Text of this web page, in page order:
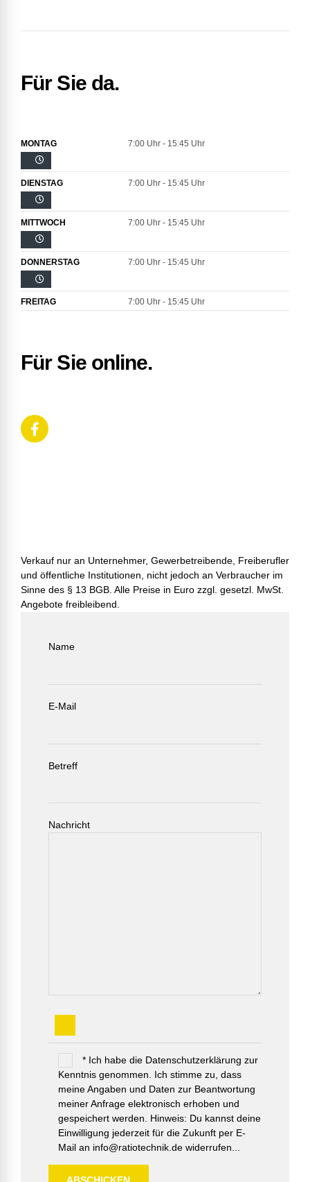
Für Sie da.
MONTAG 7:00 Uhr - 15:45 Uhr
DIENSTAG 7:00 Uhr - 15:45 Uhr
MITTWOCH 7:00 Uhr - 15:45 Uhr
DONNERSTAG 7:00 Uhr - 15:45 Uhr
FREITAG 7:00 Uhr - 15:45 Uhr
Für Sie online.
Verkauf nur an Unternehmer, Gewerbetreibende, Freiberufler
und öffentliche Institutionen, nicht jedoch an Verbraucher im
Sinne des § 13 BGB. Alle Preise in Euro zzgl. gesetzl. MwSt.
Angebote freibleibend.
Name
E-Mail
Betreff
Nachricht
* Ich habe die Datenschutzerklärung zur
Kenntnis genommen. Ich stimme zu, dass
meine Angaben und Daten zur Beantwortung
meiner Anfrage elektronisch erhoben und
gespeichert werden. Hinweis: Du kannst deine
Einwilligung jederzeit für die Zukunft per E-
Mail an info@ratiotechnik.de widerrufen...